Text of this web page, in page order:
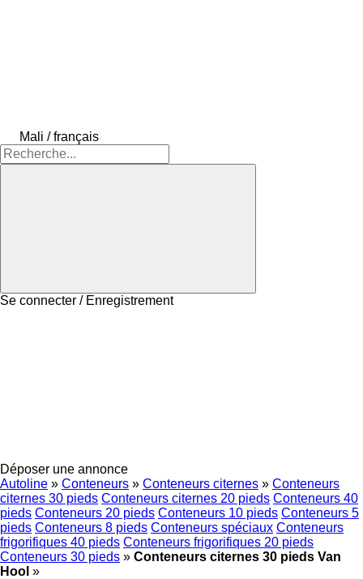
Mali / français
Se connecter / Enregistrement
Déposer une annonce
Autoline » Conteneurs » Conteneurs citernes » Conteneurs
citernes 30 pieds Conteneurs citernes 20 pieds Conteneurs 40
pieds Conteneurs 20 pieds Conteneurs 10 pieds Conteneurs 5
pieds Conteneurs 8 pieds Conteneurs spéciaux Conteneurs
frigorifiques 40 pieds Conteneurs frigorifiques 20 pieds
Conteneurs 30 pieds » Conteneurs citernes 30 pieds Van
Hool »